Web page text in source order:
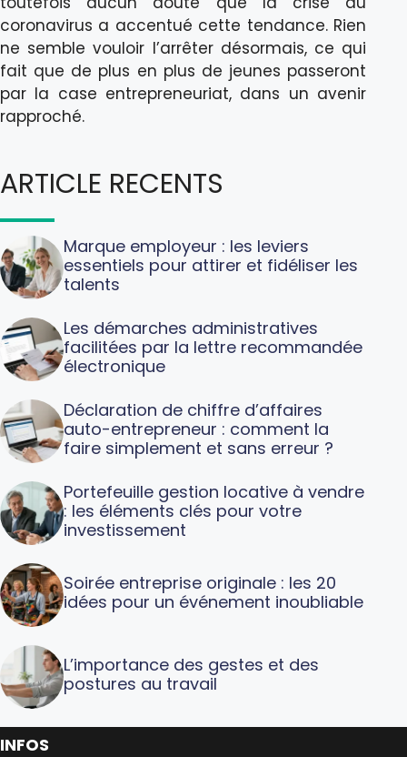
coronavirus a accentué cette tendance. Rien
ne semble vouloir l’arrêter désormais, ce qui
fait que de plus en plus de jeunes passeront
par la case entrepreneuriat, dans un avenir
rapproché.
ARTICLE RECENTS
Marque employeur : les leviers
essentiels pour attirer et fidéliser les
talents
Les démarches administratives
facilitées par la lettre recommandée
électronique
Déclaration de chiffre d’affaires
auto-entrepreneur : comment la
faire simplement et sans erreur ?
Portefeuille gestion locative à vendre
: les éléments clés pour votre
investissement
Soirée entreprise originale : les 20
idées pour un événement inoubliable
L’importance des gestes et des
postures au travail
INFOS